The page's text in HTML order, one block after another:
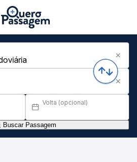
Volta (opcional)
Buscar Passagem